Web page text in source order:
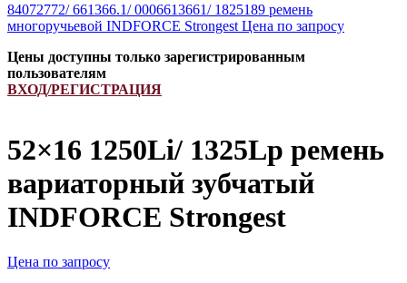
84072772/ 661366.1/ 0006613661/ 1825189 ремень
многоручьевой INDFORCE Strongest Цена по запросу
Цены доступны только зарегистрированным
пользователям
ВХОД/РЕГИСТРАЦИЯ
52×16 1250Li/ 1325Lp ремень
вариаторный зубчатый
INDFORCE Strongest
Цена по запросу